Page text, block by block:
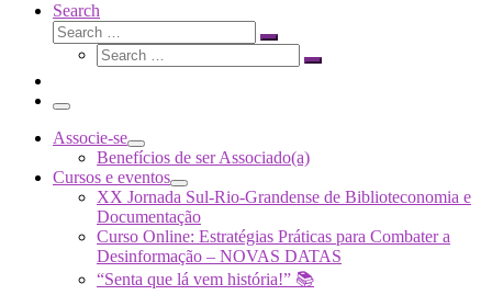
Search
Search
Search
Search
Search
Menu
Associe-se
Benefícios de ser Associado(a)
Cursos e eventos
XX Jornada Sul-Rio-Grandense de Biblioteconomia e
Documentação
Curso Online: Estratégias Práticas para Combater a
Desinformação – NOVAS DATAS
“Senta que lá vem história!” 📚